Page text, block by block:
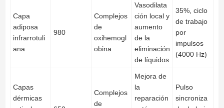
Capa
adiposa
infrarrotuli
ana
980
Complejos
de
oxihemogl
obina
Vasodilata
ción local y
aumento
de la
eliminación
de líquidos
35%, ciclo
de trabajo
por
impulsos
(4000 Hz)
Capas
dérmicas
Complejos
de
Mejora de
la
reparación
Pulso
sincroniza